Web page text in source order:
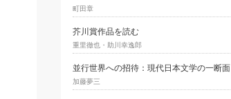
町田章
芥川賞作品を読む
重里徹也・助川幸逸郎
並行世界への招待：現代日本文学の一断面
加藤夢三